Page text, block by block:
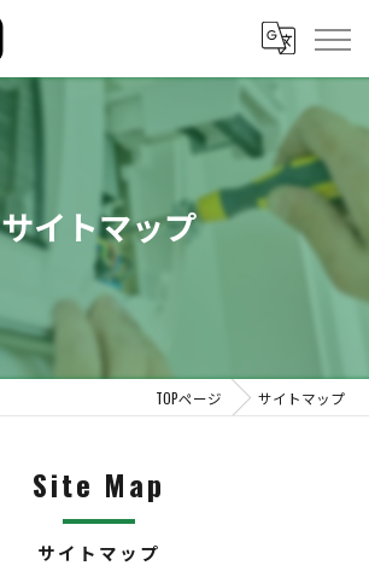
サイトマップ
TOPページ サイトマップ
サイトマップ
Site Map